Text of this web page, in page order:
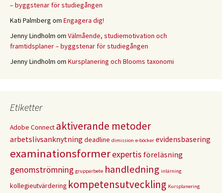
– byggstenar för studiegången
Kati Palmberg om Engagera dig!
Jenny Lindholm om Välmående, studiemotivation och
framtidsplaner – byggstenar för studiegången
Jenny Lindholm om Kursplanering och Blooms taxonomi
Etiketter
Adobe Connect aktiverande metoder
arbetslivsanknytning deadline dimission e-böcker evidensbasering
examinationsformerexpertis föreläsning
genomströmning grupparbete handledning inlärning
kollegieutvärdering kompetensutveckling Kursplanering